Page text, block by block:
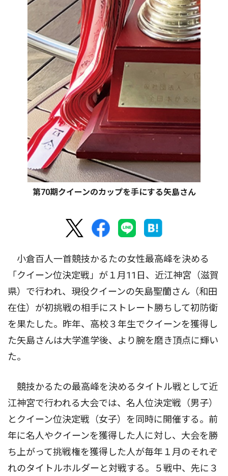
第70期クイーンのカップを手にする矢島さん
小倉百人一首競技かるたの女性最高峰を決める
「クイーン位決定戦」が１月11日、近江神宮（滋賀
県）で行われ、現役クイーンの矢島聖蘭さん（和田
在住）が初挑戦の相手にストレート勝ちして初防衛
を果たした。昨年、高校３年生でクイーンを獲得し
た矢島さんは大学進学後、より腕を磨き頂点に輝い
た。
競技かるたの最高峰を決めるタイトル戦として近
江神宮で行われる大会では、名人位決定戦（男子）
とクイーン位決定戦（女子）を同時に開催する。前
年に名人やクイーンを獲得した人に対し、大会を勝
ち上がって挑戦権を獲得した人が毎年１月のそれぞ
れのタイトルホルダーと対戦する。５戦中、先に３